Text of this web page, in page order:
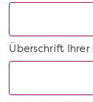
Überschrift Ihrer